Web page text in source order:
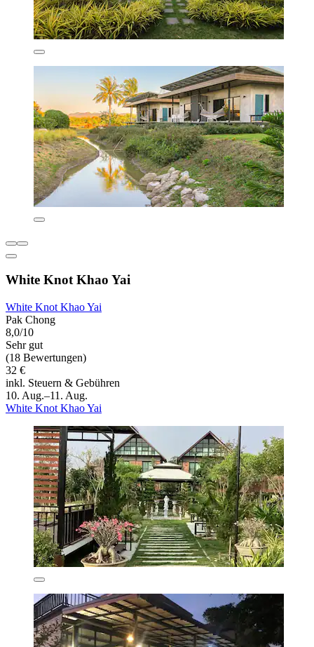
White Knot Khao Yai
White Knot Khao Yai
Pak Chong
8,0/10
Sehr gut
(18 Bewertungen)
32 €
inkl. Steuern & Gebühren
10. Aug.–11. Aug.
White Knot Khao Yai